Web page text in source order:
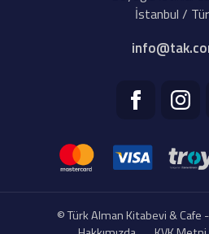
İstanbul /
© Türk Alman Kitabevi & Cafe -